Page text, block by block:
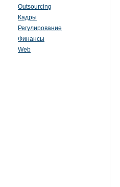
Outsourcing
Кадры
Регулирование
Финансы
Web